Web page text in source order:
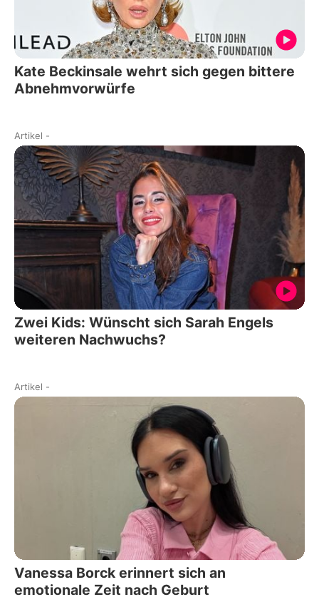
Kate Beckinsale wehrt sich gegen bittere
Abnehmvorwürfe
Artikel -
Zwei Kids: Wünscht sich Sarah Engels
weiteren Nachwuchs?
Artikel -
Vanessa Borck erinnert sich an
emotionale Zeit nach Geburt